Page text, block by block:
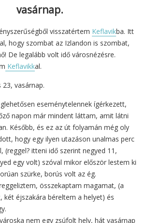
vasárnap.
visszatértem Keflavikba. Itt
hogy szombat az Izlandon is szombat,
De legalább volt idő városnézésre.
Keflavikkal.
23, vasárnap.
eseménytelennek ígérkezett,
napon már mindent láttam, amit látni
Később, és ez az út folyamán még oly
hogy egy ilyen utazáson unalmas perc
(reggel? itteni idő szerint negyed 11,
egy volt) szóval mikor először lestem ki
szürke, borús volt az ég.
összekaptam magamat, (a
két éjszakára béreltem a helyet) és
nem egy zsúfolt hely, hát vasárnap